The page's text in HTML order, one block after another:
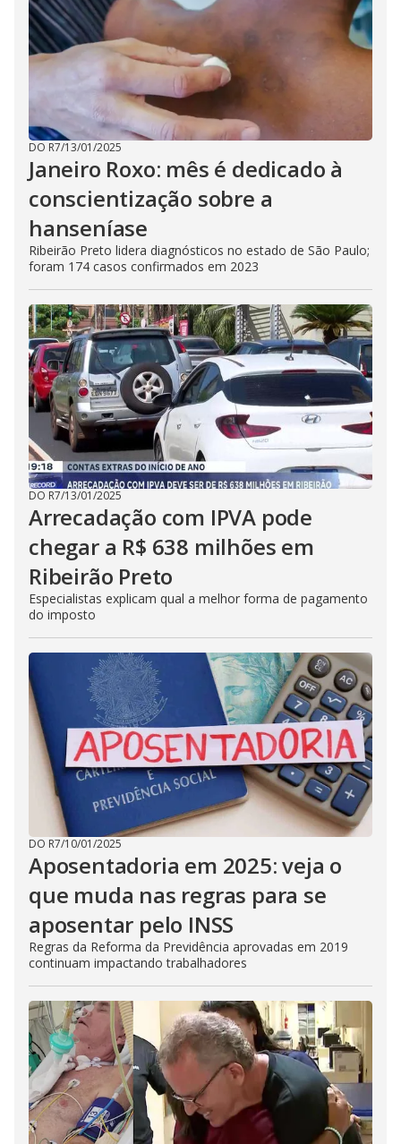
DO R7/13/01/2025
Janeiro Roxo: mês é dedicado à
conscientização sobre a
hanseníase
Ribeirão Preto lidera diagnósticos no estado de São Paulo;
foram 174 casos confirmados em 2023
DO R7/13/01/2025
Arrecadação com IPVA pode
chegar a R$ 638 milhões em
Ribeirão Preto
Especialistas explicam qual a melhor forma de pagamento
do imposto
DO R7/10/01/2025
Aposentadoria em 2025: veja o
que muda nas regras para se
aposentar pelo INSS
Regras da Reforma da Previdência aprovadas em 2019
continuam impactando trabalhadores